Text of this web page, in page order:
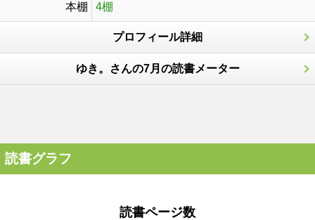
本棚 4棚
プロフィール詳細
ゆき。さんの7月の読書メーター
読書グラフ
読書ページ数